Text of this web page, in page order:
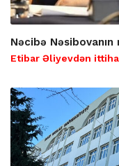
Nəcibə
Etibar Əliyevdən